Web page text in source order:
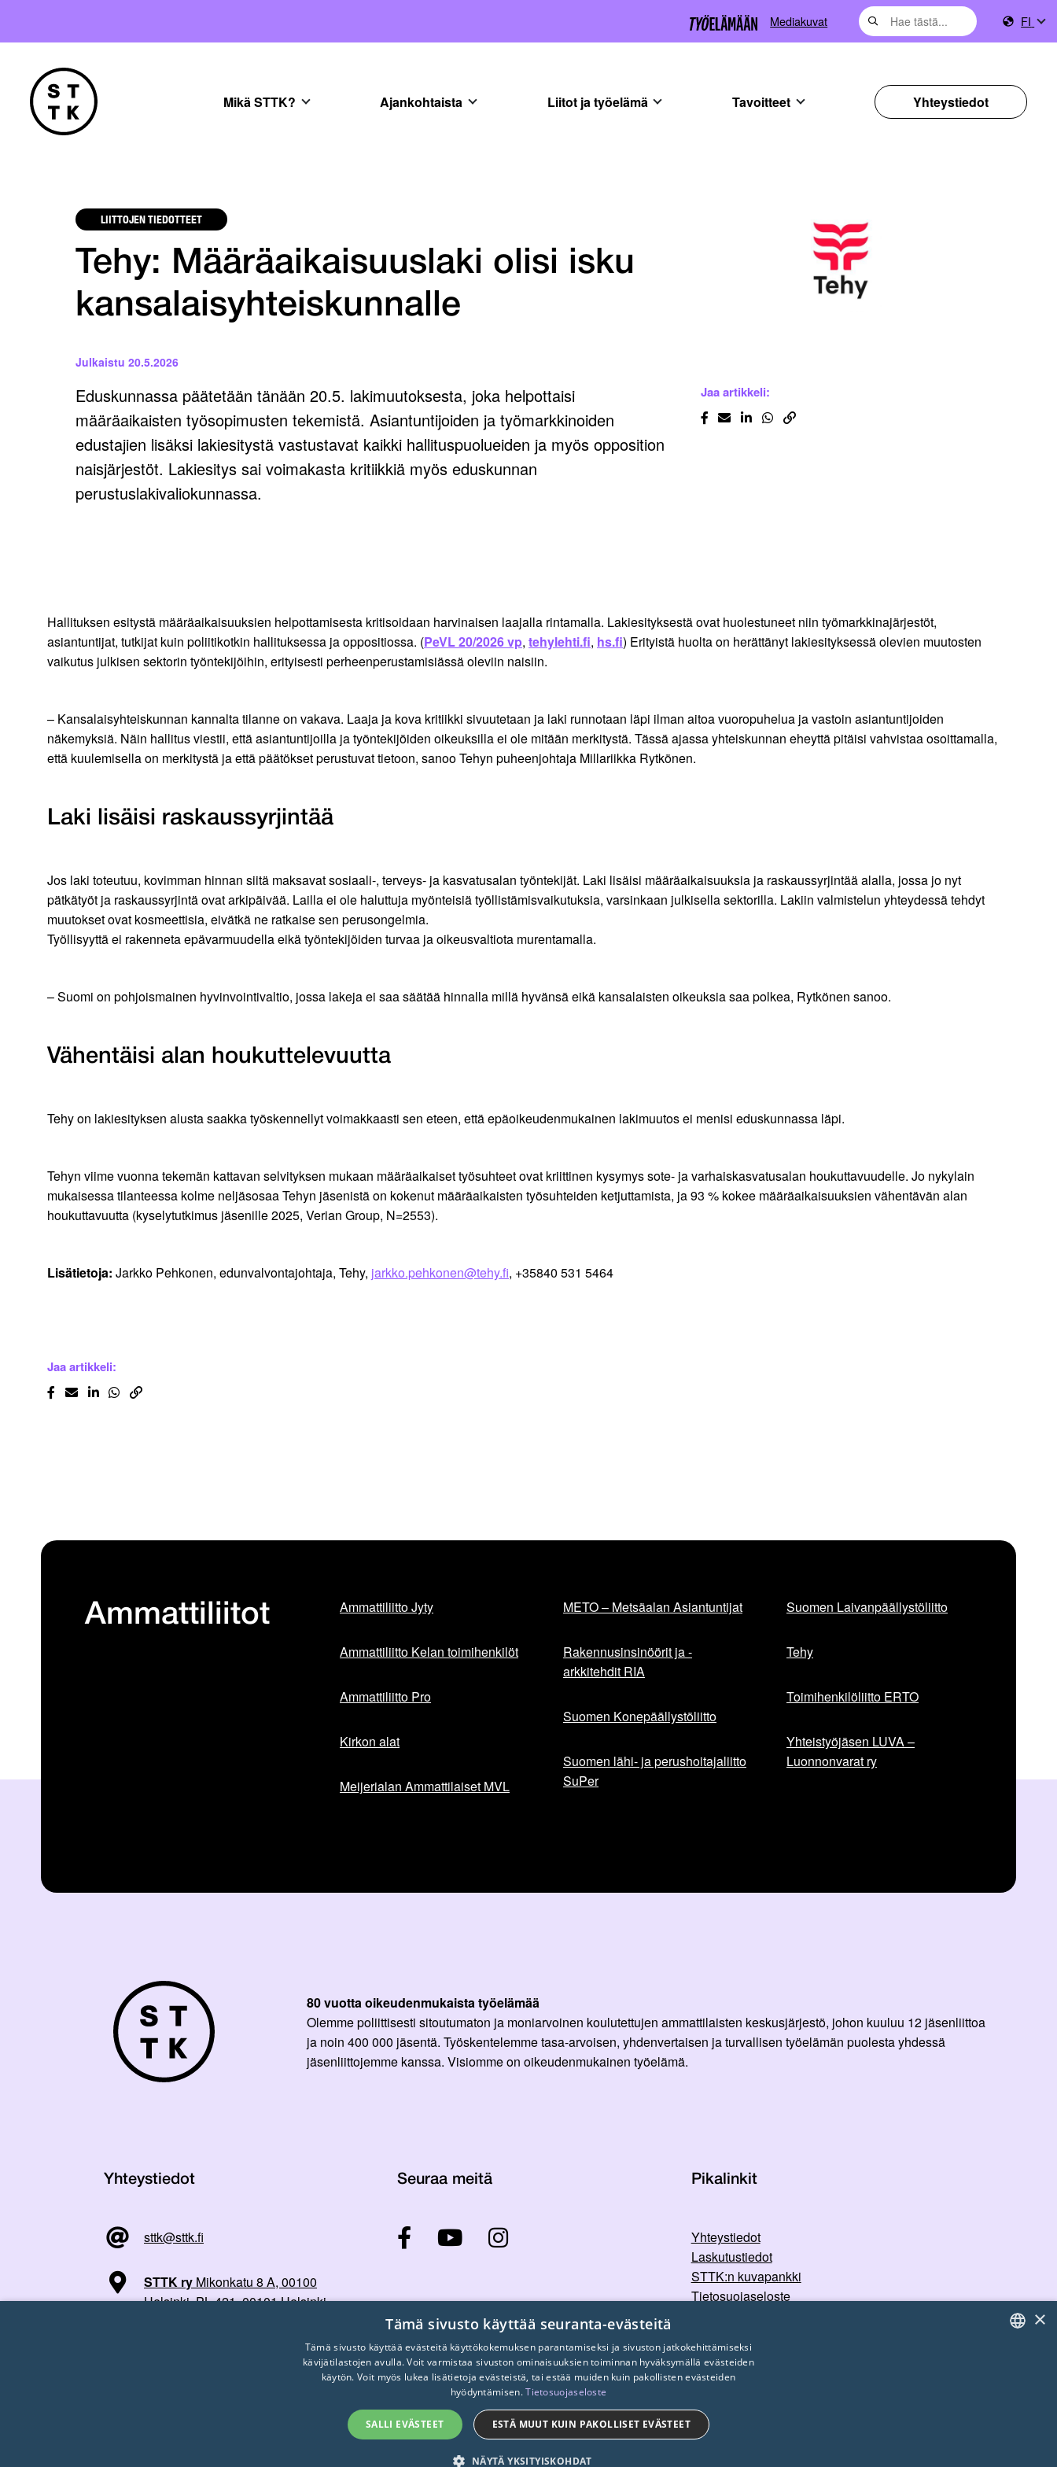
Mediakuvat FI
Mikä STTK? Ajankohtaista Liitot ja työelämä Tavoitteet Yhteystiedot
LIITTOJEN TIEDOTTEET
Tehy: Määräaikaisuuslaki olisi isku
kansalaisyhteis­kunnalle
Julkaistu 20.5.2026
Eduskunnassa päätetään tänään 20.5. lakimuutoksesta, joka helpottaisi
määräaikaisten työsopimusten tekemistä. Asiantuntijoiden ja työmarkkinoiden
edustajien lisäksi lakiesitystä vastustavat kaikki hallituspuolueiden ja myös opposition
naisjärjestöt. Lakiesitys sai voimakasta kritiikkiä myös eduskunnan
perustuslakivaliokunnassa.
Jaa artikkeli:
Hallituksen esitystä määräaikaisuuksien helpottamisesta kritisoidaan harvinaisen laajalla rintamalla. Lakiesityksestä ovat huolestuneet niin työmarkkinajärjestöt,
asiantuntijat, tutkijat kuin poliitikotkin hallituksessa ja oppositiossa. (PeVL 20/2026 vp, tehylehti.fi, hs.fi) Erityistä huolta on herättänyt lakiesityksessä olevien muutosten
vaikutus julkisen sektorin työntekijöihin, erityisesti perheenperustamisiässä oleviin naisiin.
– Kansalaisyhteiskunnan kannalta tilanne on vakava. Laaja ja kova kritiikki sivuutetaan ja laki runnotaan läpi ilman aitoa vuoropuhelua ja vastoin asiantuntijoiden
näkemyksiä. Näin hallitus viestii, että asiantuntijoilla ja työntekijöiden oikeuksilla ei ole mitään merkitystä. Tässä ajassa yhteiskunnan eheyttä pitäisi vahvistaa osoittamalla,
että kuulemisella on merkitystä ja että päätökset perustuvat tietoon, sanoo Tehyn puheenjohtaja Millariikka Rytkönen.
Laki lisäisi raskaussyrjintää
Jos laki toteutuu, kovimman hinnan siitä maksavat sosiaali-, terveys- ja kasvatusalan työntekijät. Laki lisäisi määräaikaisuuksia ja raskaussyrjintää alalla, jossa jo nyt
pätkätyöt ja raskaussyrjintä ovat arkipäivää. Lailla ei ole haluttuja myönteisiä työllistämisvaikutuksia, varsinkaan julkisella sektorilla. Lakiin valmistelun yhteydessä tehdyt
muutokset ovat kosmeettisia, eivätkä ne ratkaise sen perusongelmia.
Työllisyyttä ei rakenneta epävarmuudella eikä työntekijöiden turvaa ja oikeusvaltiota murentamalla.
– Suomi on pohjoismainen hyvinvointivaltio, jossa lakeja ei saa säätää hinnalla millä hyvänsä eikä kansalaisten oikeuksia saa polkea, Rytkönen sanoo.
Vähentäisi alan houkuttelevuutta
Tehy on lakiesityksen alusta saakka työskennellyt voimakkaasti sen eteen, että epäoikeudenmukainen lakimuutos ei menisi eduskunnassa läpi.
Tehyn viime vuonna tekemän kattavan selvityksen mukaan määräaikaiset työsuhteet ovat kriittinen kysymys sote- ja varhaiskasvatusalan houkuttavuudelle. Jo nykylain
mukaisessa tilanteessa kolme neljäsosaa Tehyn jäsenistä on kokenut määräaikaisten työsuhteiden ketjuttamista, ja 93 % kokee määräaikaisuuksien vähentävän alan
houkuttavuutta (kyselytutkimus jäsenille 2025, Verian Group, N=2553).
Lisätietoja: Jarkko Pehkonen, edunvalvontajohtaja, Tehy, jarkko.pehkonen@tehy.fi, +35840 531 5464
Jaa artikkeli:
Ammattiliitot Ammattiliitto Jyty
Ammattiliitto Kelan toimihenkilöt
Ammattiliitto Pro
Kirkon alat
Meijerialan Ammattilaiset MVL
METO – Metsäalan Asiantuntijat
Rakennusinsinöörit ja -
arkkitehdit RIA
Suomen Konepäällystöliitto
Suomen lähi- ja perushoitajaliitto
SuPer
Suomen Laivanpäällystöliitto
Tehy
Toimihenkilöliitto ERTO
Yhteistyöjäsen LUVA –
Luonnonvarat ry
80 vuotta oikeudenmukaista työelämää
Olemme poliittisesti sitoutumaton ja moniarvoinen koulutettujen ammattilaisten keskusjärjestö, johon kuuluu 12 jäsenliittoa
ja noin 400 000 jäsentä. Työskentelemme tasa-arvoisen, yhdenvertaisen ja turvallisen työelämän puolesta yhdessä
jäsenliittojemme kanssa. Visiomme on oikeudenmukainen työelämä.
Yhteystiedot
sttk@sttk.fi
STTK ry Mikonkatu 8 A, 00100
Helsinki, PL 421, 00101 Helsinki
Seuraa meitä Pikalinkit
Yhteystiedot
Laskutustiedot
STTK:n kuvapankki
Tietosuojaseloste
© 2026 STTK. Made with ❤ byAvoin.Systems
×
Tämä sivusto käyttää seuranta-evästeitä
Tämä sivusto käyttää evästeitä käyttökokemuksen parantamiseksi ja sivuston jatkokehittämiseksi
kävijätilastojen avulla. Voit varmistaa sivuston ominaisuuksien toiminnan hyväksymällä evästeiden
käytön. Voit myös lukea lisätietoja evästeistä, tai estää muiden kuin pakollisten evästeiden
hyödyntämisen.Tietosuojaseloste
SALLI EVÄSTEET ESTÄ MUUT KUIN PAKOLLISET EVÄSTEET
NÄYTÄ YKSITYISKOHDAT